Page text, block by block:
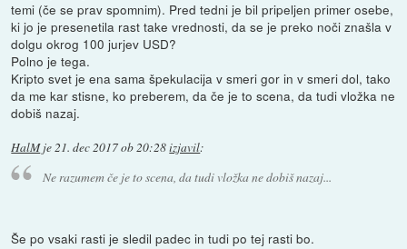
temi (če se prav spomnim). Pred tedni je bil pripeljen primer osebe,
ki jo je presenetila rast take vrednosti, da se je preko noči znašla v
dolgu okrog 100 jurjev USD?
Polno je tega.
Kripto svet je ena sama špekulacija v smeri gor in v smeri dol, tako
da me kar stisne, ko preberem, da če je to scena, da tudi vložka ne
dobiš nazaj.
HalMje21. dec 2017 ob 20:28izjavil:
Ne razumem če je to scena, da tudi vložka ne dobiš nazaj...
Še po vsaki rasti je sledil padec in tudi po tej rasti bo.